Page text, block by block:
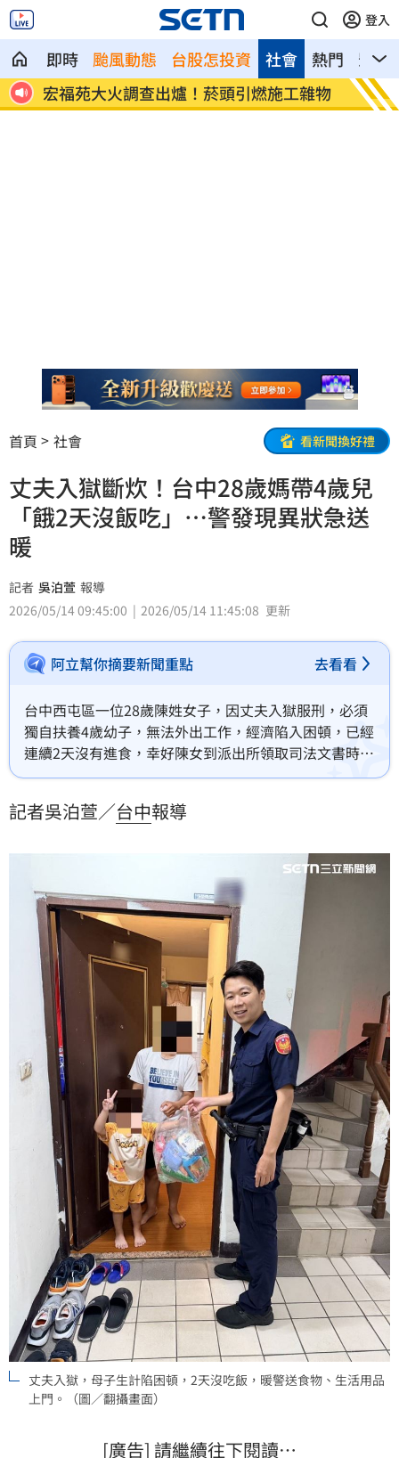
登入
即時 颱風動態 台股怎投資 熱門 影音
社會
！
宏福苑大火調查出爐！菸頭引燃施工雜物
定投
位！
首頁 社會 看新聞換好禮
丈夫入獄斷炊！台中28歲媽帶4歲兒
「餓2天沒飯吃」…警發現異狀急送
暖
記者 吳泊萱 報導
2026/05/14 09:45:00
2026/05/14 11:45:08 更新
阿立幫你摘要新聞重點 去看看
台中西屯區一位28歲陳姓女子，因丈夫入獄服刑，必須
獨自扶養4歲幼子，無法外出工作，經濟陷入困頓，已經
連續2天沒有進食，幸好陳女到派出所領取司法文書時，
員警察覺異狀主動關心，立刻啟動關懷機制，除了通報
助母子二人暫時紓困。警方暖心舉動也讓母子二人感動
記者吳泊萱／台中報導
丈夫入獄，母子生計陷困頓，2天沒吃飯，暖警送食物、生活用品
上門。（圖／翻攝畫面）
[廣告] 請繼續往下閱讀…